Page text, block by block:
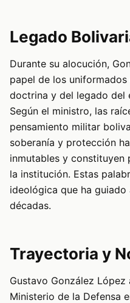
Legado
Durante su alocución,
papel de los
doctrina y del legado del
Según el ministro, las
pensamiento militar
soberanía y protección
inmutables y constituyen
la institución. Estas
ideológica que ha guiado
décadas.
Trayectoria y
Gustavo González
Ministerio de la Defensa